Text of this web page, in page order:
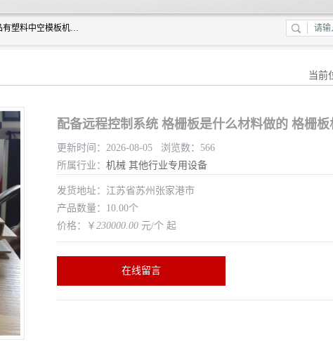
艾斯曼(张家港)技术工程设备有限公司是一家以新型建材生产设备生产制造，公司的主要经营产品有塑料中空模板机器、PET片材设备、可降解餐盒设备、树脂瓦设备、管材生产线、琉璃瓦设备等，艾斯曼机械在国内及国外享有较高盛誉拥有众多长期合作的老客户。
当前
配备远程控制系统 格栅板是什么材料做的 格栅
更新时间：2026-08-05 浏览数：566
所属行业： 机械 其他行业专用设备
发货地址：江苏省苏州张家港市
产品数量：10.00个
价格：￥ 230000.00 元/个 起
在线留言